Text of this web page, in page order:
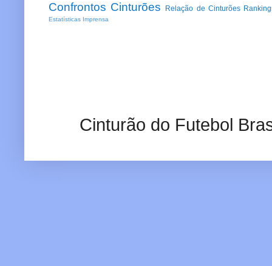
Confrontos Cinturões Relação de Cinturões
Estatísticas Imprensa
Cinturão do Futebol